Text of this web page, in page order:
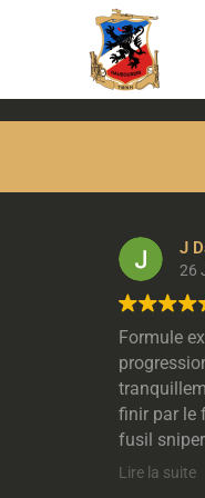
J
26
Formule
finir par le
fusil
génial.
Lire la suite